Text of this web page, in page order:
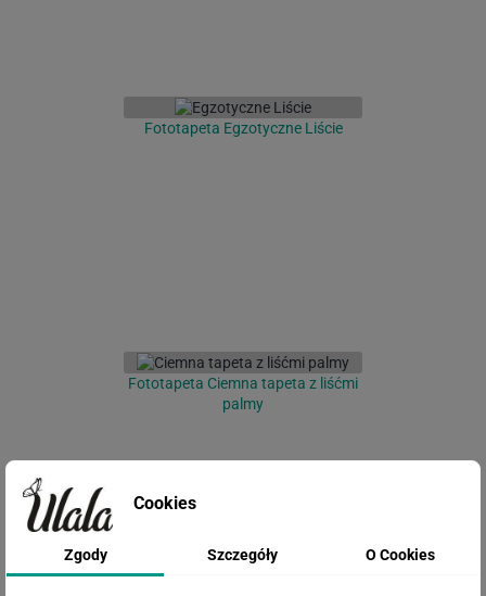
Fototapeta Egzotyczne Liście
Fototapeta Ciemna tapeta z liśćmi
palmy
Cookies
Zgody Szczegóły O Cookies